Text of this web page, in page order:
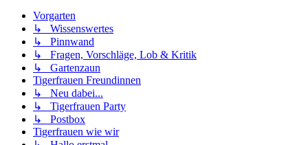
Vorgarten
↳ Wissenswertes
↳ Pinnwand
↳ Fragen, Vorschläge, Lob & Kritik
↳ Gartenzaun
Tigerfrauen Freundinnen
↳ Neu dabei...
↳ Tigerfrauen Party
↳ Postbox
Tigerfrauen wie wir